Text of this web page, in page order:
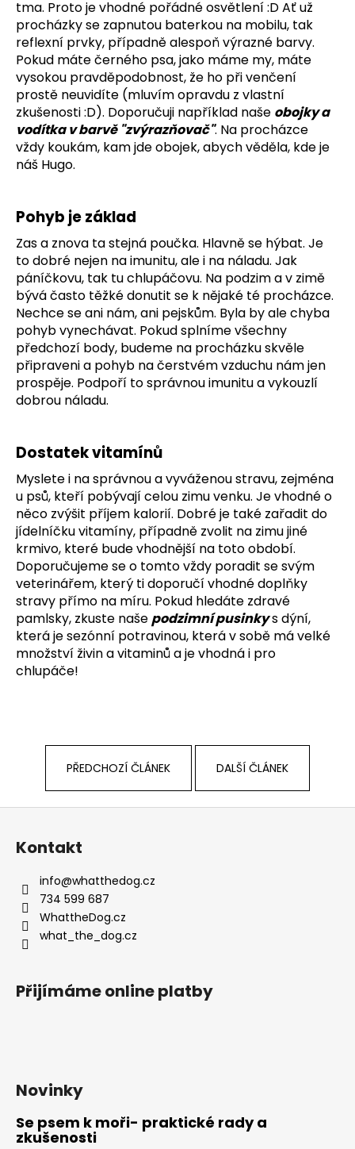
tma. Proto je vhodné pořádné osvětlení :D Ať už
procházky se zapnutou baterkou na mobilu, tak
reflexní prvky, případně alespoň výrazné barvy.
Pokud máte černého psa, jako máme my, máte
vysokou pravděpodobnost, že ho při venčení
prostě neuvidíte (mluvím opravdu z vlastní
zkušenosti :D). Doporučuji například naše obojky a
vodítka v barvě "zvýrazňovač". Na procházce
vždy koukám, kam jde obojek, abych věděla, kde je
náš Hugo.
Pohyb je základ
Zas a znova ta stejná poučka. Hlavně se hýbat. Je
to dobré nejen na imunitu, ale i na náladu. Jak
páníčkovu, tak tu chlupáčovu. Na podzim a v zimě
bývá často těžké donutit se k nějaké té procházce.
Nechce se ani nám, ani pejskům. Byla by ale chyba
pohyb vynechávat. Pokud splníme všechny
předchozí body, budeme na procházku skvěle
připraveni a pohyb na čerstvém vzduchu nám jen
prospěje. Podpoří to správnou imunitu a vykouzlí
dobrou náladu.
Dostatek vitamínů
Myslete i na správnou a vyváženou stravu, zejména
u psů, kteří pobývají celou zimu venku. Je vhodné o
něco zvýšit příjem kalorií. Dobré je také zařadit do
jídelníčku vitamíny, případně zvolit na zimu jiné
krmivo, které bude vhodnější na toto období.
Doporučujeme se o tomto vždy poradit se svým
veterinářem, který ti doporučí vhodné doplňky
stravy přímo na míru. Pokud hledáte zdravé
pamlsky, zkuste našepodzimní pusinkys dýní,
která je sezónní potravinou, která v sobě má velké
množství živin a vitaminů a je vhodná i pro
chlupáče!
PŘEDCHOZÍ ČLÁNEK DALŠÍ ČLÁNEK
Kontakt
info@whatthedog.cz
734 599 687
WhattheDog.cz
what_the_dog.cz
Přijímáme online platby
Novinky
Se psem k moři- praktické rady a
zkušenosti